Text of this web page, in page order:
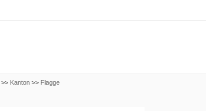
>> Kanton >> Flagge